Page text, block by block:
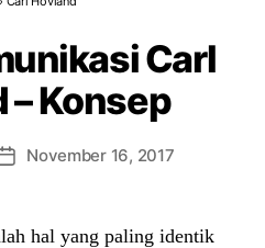
Carl
– Konsep
PostNovember 16, 2017
hal yang paling identik